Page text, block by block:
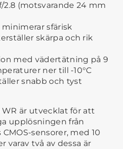
(motsvarande 24 mm
sfärisk
skärpa och rik
med vädertätning på 9
ner till -10°C
snabb och tyst
WR är utvecklat för att
upplösningen från
sensorer, med 10
varav två av dessa är